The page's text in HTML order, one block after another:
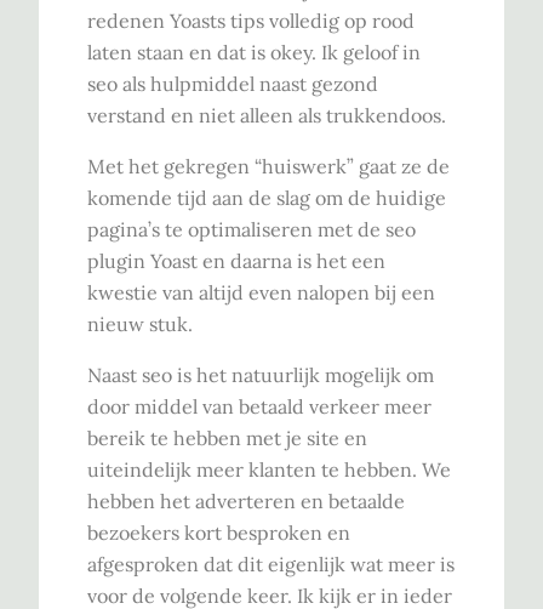
redenen Yoasts tips volledig op rood
laten staan en dat is okey. Ik geloof in
seo als hulpmiddel naast gezond
verstand en niet alleen als trukkendoos.
Met het gekregen “huiswerk” gaat ze de
komende tijd aan de slag om de huidige
pagina’s te optimaliseren met de seo
plugin Yoast en daarna is het een
kwestie van altijd even nalopen bij een
nieuw stuk.
Naast seo is het natuurlijk mogelijk om
door middel van betaald verkeer meer
bereik te hebben met je site en
uiteindelijk meer klanten te hebben. We
hebben het adverteren en betaalde
bezoekers kort besproken en
afgesproken dat dit eigenlijk wat meer is
voor de volgende keer. Ik kijk er in ieder